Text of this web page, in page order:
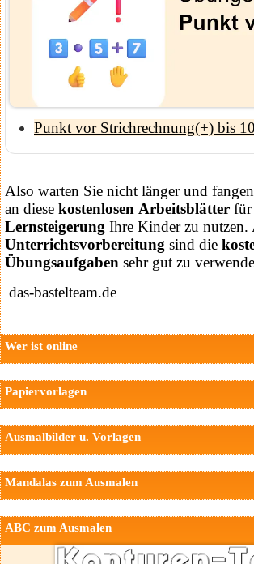
Punkt vor Strichrechnung(+) bis
Also warten Sie nicht länger und
an diese kostenlosen Arbeitsblätter für
Lernsteigerung Ihre Kinder zu
Unterrichtsvorbereitung sind die
Übungsaufgaben sehr gut zu
das-bastelteam.de
Wer ist online
Papiervorlagen
Ausmalbilder u. Vorlagen
Mandalas zum Ausmalen
ABC zum Ausmalen